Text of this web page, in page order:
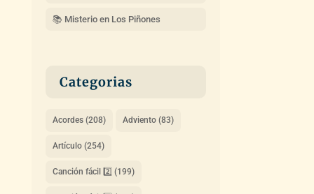
📚 Misterio en Los Piñones
Categorias
Acordes(208) Adviento(83)
Artículo(254)
Canción fácil 2️⃣ (199)